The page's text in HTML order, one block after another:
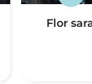
Flor